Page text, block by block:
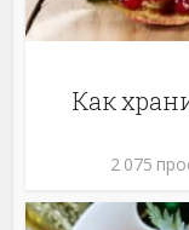
Как
2 075